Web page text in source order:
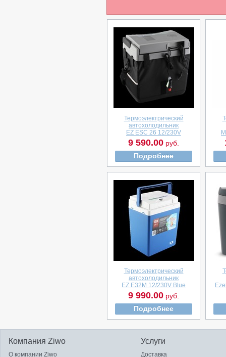
Термоэлектрический
автохолодильник
EZ ESC 26 12/230V
9 590.00 руб.
Подробнее
Термоэлектрический
автохолодильник
EZ E32M 12/230V Blue
9 990.00 руб.
Подробнее
Компания Ziwo
О компании Ziwo
Услуги
Доставка